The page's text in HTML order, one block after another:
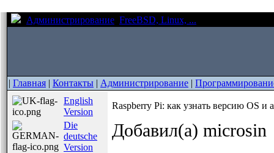
Администрирование FreeBSD, Linux, ...
| Главная | Контакты | Администрирование |
English
Version
Die
deutsche
Version
Raspberry Pi: как узнать версию OS и
Добавил(а) microsin